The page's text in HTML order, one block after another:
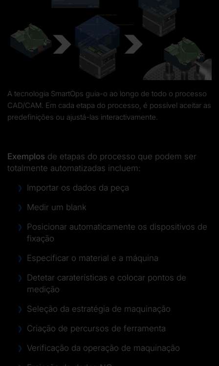
A tecnologia SmartOps guia-o ao longo de todo o processo
CAD/CAM. Em cada etapa do processo, é possível aceitar as
predefinições ou ajustá-las interactivamente.
Exemplos de etapas do processo que podem ser
totalmente automatizadas incluem:
Importar os dados da peça
Medir um blank
Posicionar automaticamente os dispositivos de
fixação
Especificar o material e a máquina
Detetar caraterísticas e colocar pontos de
medição
Seleção da estratégia de maquinação
Criação de percursos de ferramenta
Verificação da operação de maquinação